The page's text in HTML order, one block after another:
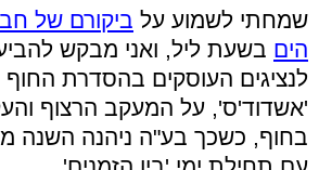
שמחתי לשמוע על ביקורם של
הים בשעת ליל, ואני מבקש
לנציגים העוסקים בהסדרת
'אשדוד'ס', על המעקב הרצוף
בחוף, כשכך בע"ה ניהנה השנה